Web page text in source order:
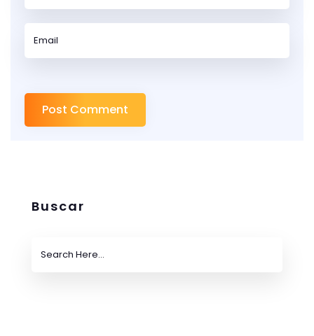
Buscar